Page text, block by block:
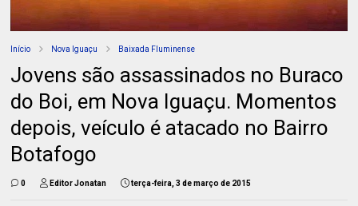
Início Nova Iguaçu Baixada Fluminense
Jovens são assassinados no Buraco
do Boi, em Nova Iguaçu. Momentos
depois, veículo é atacado no Bairro
Botafogo
0 Editor Jonatan terça-feira, 3 de março de 2015